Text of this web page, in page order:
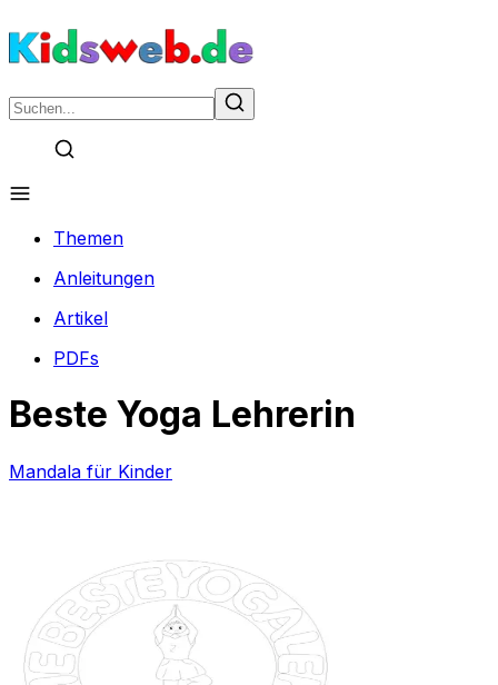
Themen
Anleitungen
Artikel
PDFs
Beste Yoga Lehrerin
Mandala für Kinder